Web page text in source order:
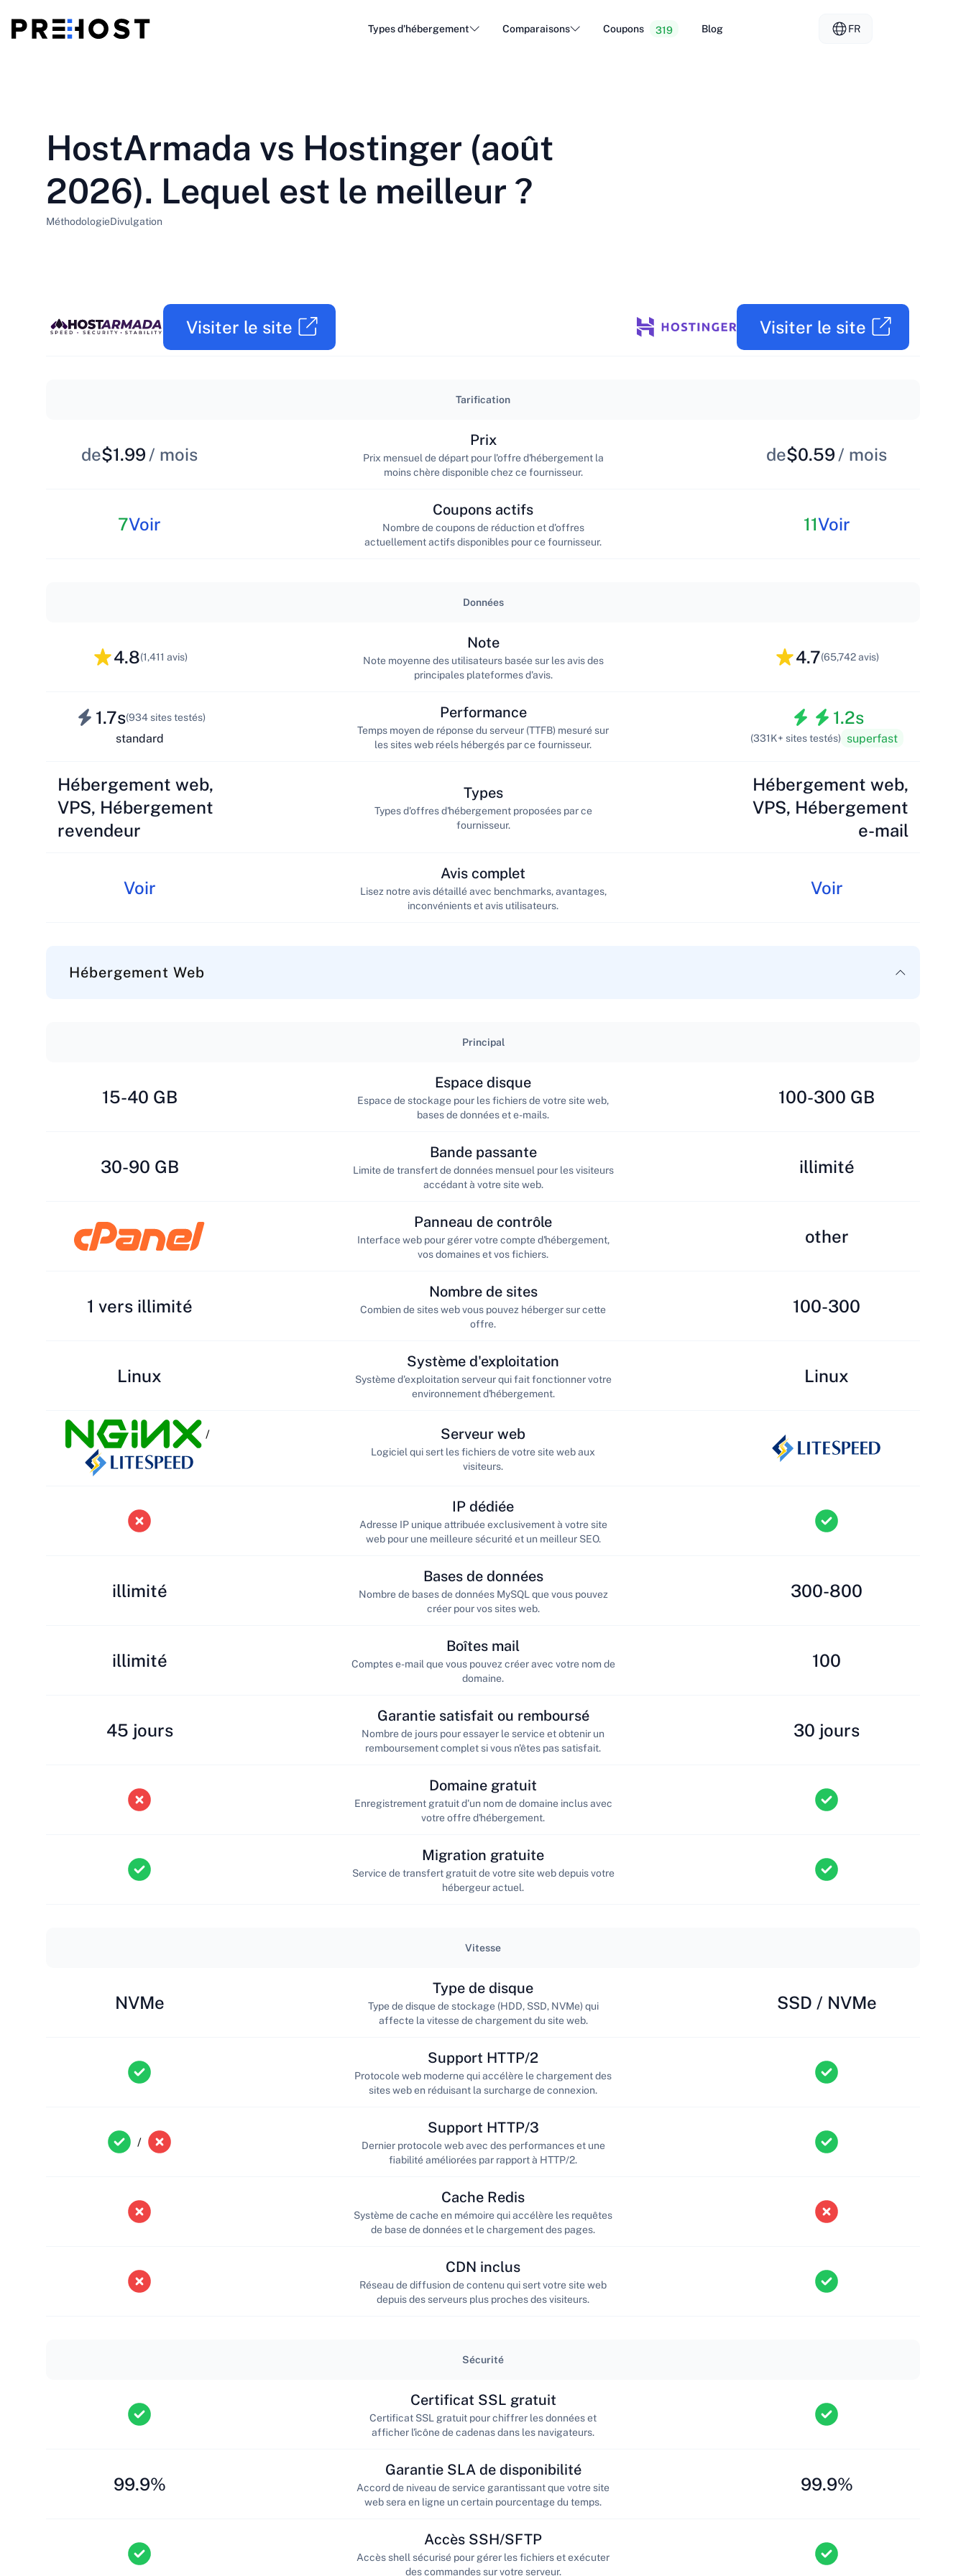
Types d'hébergement
Hébergement d'emails
Comparaisons Coupons 319 Blog FR
IT - Italiano
LT - Lietuvių LV - Latviešu NL - Nederlands
HostArmada vs Hostinger (août
2026). Lequel est le meilleur ?
MéthodologieDivulgation
Visiter le site Visiter le site
Tarification
de$1.99 / mois
Prix
Prix mensuel de départ pour l'offre d'hébergement la
moins chère disponible chez ce fournisseur.
de$0.59 / mois
7Voir
Coupons actifs
Nombre de coupons de réduction et d'offres
actuellement actifs disponibles pour ce fournisseur.
11Voir
Données
4.8(1,411 avis)
Note
Note moyenne des utilisateurs basée sur les avis des
principales plateformes d'avis.
4.7(65,742 avis)
1.7s(934 sites testés)
standard
Performance
Temps moyen de réponse du serveur (TTFB) mesuré sur
les sites web réels hébergés par ce fournisseur.
1.2s
(331K+ sites testés) superfast
Hébergement web,
VPS, Hébergement
revendeur
Types
Types d'offres d'hébergement proposées par ce
fournisseur.
Hébergement web,
VPS, Hébergement
e-mail
Voir
Avis complet
Lisez notre avis détaillé avec benchmarks, avantages,
inconvénients et avis utilisateurs.
Voir
Hébergement Web
Principal
15-40 GB
Espace disque
Espace de stockage pour les fichiers de votre site web,
bases de données et e-mails.
100-300 GB
30-90 GB
Bande passante
Limite de transfert de données mensuel pour les visiteurs
accédant à votre site web.
illimité
Panneau de contrôle
Interface web pour gérer votre compte d'hébergement,
vos domaines et vos fichiers.
other
1 vers illimité
Nombre de sites
Combien de sites web vous pouvez héberger sur cette
offre.
100-300
Linux
Système d'exploitation
Système d'exploitation serveur qui fait fonctionner votre
environnement d'hébergement.
Linux
/ Serveur web
Logiciel qui sert les fichiers de votre site web aux
visiteurs.
IP dédiée
Adresse IP unique attribuée exclusivement à votre site
web pour une meilleure sécurité et un meilleur SEO.
illimité
Bases de données
Nombre de bases de données MySQL que vous pouvez
créer pour vos sites web.
300-800
illimité
Boîtes mail
Comptes e-mail que vous pouvez créer avec votre nom de
domaine.
100
45 jours
Garantie satisfait ou remboursé
Nombre de jours pour essayer le service et obtenir un
remboursement complet si vous n'êtes pas satisfait.
30 jours
Domaine gratuit
Enregistrement gratuit d'un nom de domaine inclus avec
votre offre d'hébergement.
Migration gratuite
Service de transfert gratuit de votre site web depuis votre
hébergeur actuel.
Vitesse
NVMe
Type de disque
Type de disque de stockage (HDD, SSD, NVMe) qui
affecte la vitesse de chargement du site web.
SSD / NVMe
Support HTTP/2
Protocole web moderne qui accélère le chargement des
sites web en réduisant la surcharge de connexion.
/
Support HTTP/3
Dernier protocole web avec des performances et une
fiabilité améliorées par rapport à HTTP/2.
Cache Redis
Système de cache en mémoire qui accélère les requêtes
de base de données et le chargement des pages.
CDN inclus
Réseau de diffusion de contenu qui sert votre site web
depuis des serveurs plus proches des visiteurs.
Sécurité
Certificat SSL gratuit
Certificat SSL gratuit pour chiffrer les données et
afficher l'icône de cadenas dans les navigateurs.
99.9%
Garantie SLA de disponibilité
Accord de niveau de service garantissant que votre site
web sera en ligne un certain pourcentage du temps.
99.9%
Accès SSH/SFTP
Accès shell sécurisé pour gérer les fichiers et exécuter
des commandes sur votre serveur.